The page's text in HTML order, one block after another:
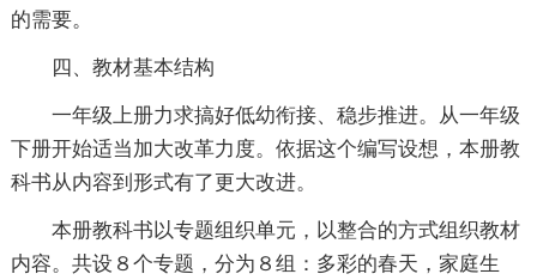
的需要。
四、教材基本结构
一年级上册力求搞好低幼衔接、稳步推进。从一年级
下册开始适当加大改革力度。依据这个编写设想，本册教
科书从内容到形式有了更大改进。
本册教科书以专题组织单元，以整合的方式组织教材
内容。共设８个专题，分为８组：多彩的春天，家庭生